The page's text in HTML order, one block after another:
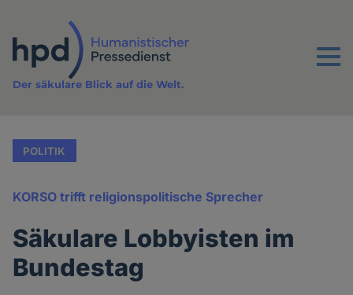
Inhalt
Menu
Der säkulare Blick auf die Welt.
POLITIK
KORSO trifft religionspolitische Sprecher
Säkulare Lobbyisten im
Bundestag